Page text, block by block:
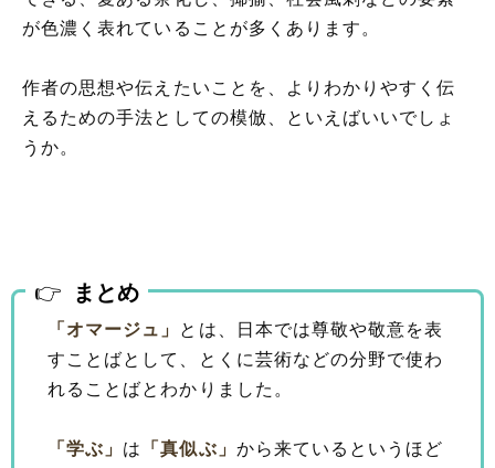
が色濃く表れていることが多くあります。
作者の思想や伝えたいことを、よりわかりやすく伝
えるための手法としての模倣、といえばいいでしょ
うか。
まとめ
「オマージュ」 とは、日本では尊敬や敬意を表
すことばとして、とくに芸術などの分野で使わ
れることばとわかりました。
「学ぶ」 は 「真似ぶ」 から来ているというほど